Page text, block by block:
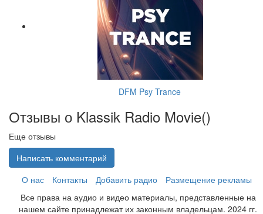
DFM Psy Trance
Отзывы о Klassik Radio Movie()
Еще отзывы
Написать комментарий
О нас
Контакты Добавить радио
Размещение рекламы
Все права на аудио и видео материалы, представленные на
нашем сайте принадлежат их законным владельцам. 2024 гг.